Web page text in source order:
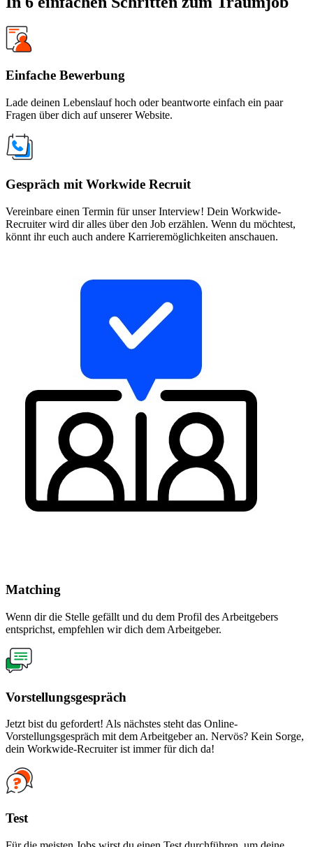
Einfache Bewerbung
Lade deinen Lebenslauf hoch oder beantworte einfach ein paar
Fragen über dich auf unserer Website.
Gespräch mit Workwide Recruit
Vereinbare einen Termin für unser Interview! Dein Workwide-
Recruiter wird dir alles über den Job erzählen. Wenn du möchtest,
könnt ihr euch auch andere Karrieremöglichkeiten anschauen.
Matching
Wenn dir die Stelle gefällt und du dem Profil des Arbeitgebers
entsprichst, empfehlen wir dich dem Arbeitgeber.
Vorstellungsgespräch
Jetzt bist du gefordert! Als nächstes steht das Online-
Vorstellungsgespräch mit dem Arbeitgeber an. Nervös? Kein Sorge,
dein Workwide-Recruiter ist immer für dich da!
Test